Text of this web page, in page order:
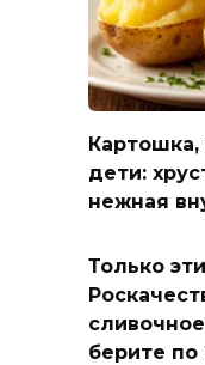
дети:
нежная
Только
берите по